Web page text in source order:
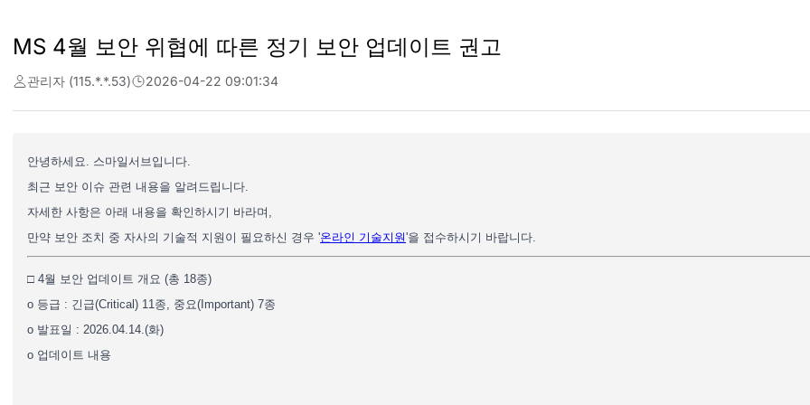
MS 4월 보안 위협에 따른 정기 보안 업데이트 권고
관리자 (115.*.*.53) 2026-04-22 09:01:34
안녕하세요. 스마일서브입니다.
최근 보안 이슈 관련 내용을 알려드립니다.
자세한 사항은 아래 내용을 확인하시기 바라며,
만약 보안 조치 중 자사의 기술적 지원이 필요하신 경우 '온라인 기술지원'을 접수하시기 바랍니다.
□ 4월 보안 업데이트 개요 (총 18종)
o 등급 : 긴급(Critical) 11종, 중요(Important) 7종
o 발표일 : 2026.04.14.(화)
o 업데이트 내용